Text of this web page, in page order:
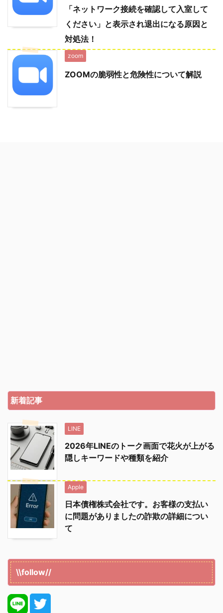
「ネットワーク接続を確認して入室して
ください」と表示され退出になる原因と
対処法！
zoom
ZOOMの脆弱性と危険性について解説
新着記事
LINE
2026年LINEのトーク画面で花火が上がる
隠しキーワードや種類を紹介
Apple
日本債権株式会社です。お客様の支払い
に問題がありましたの詐欺の詳細につい
て
\\follow//